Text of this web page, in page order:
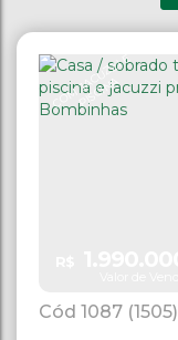
C
O
M
J
A
C
U
Z
ZI
E
PI
S
CI
N
A
1087 (1505)